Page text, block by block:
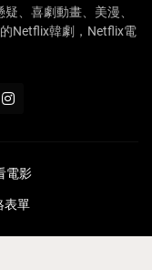
、喜劇動畫、美漫、
Netflix韓劇，Netflix電
電影
表單